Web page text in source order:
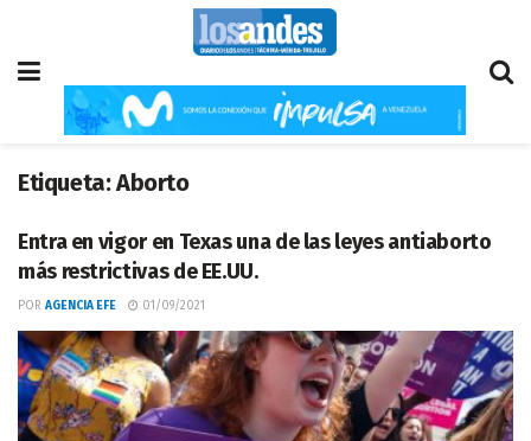
Etiqueta:Aborto
Entra en vigor en Texas una de las leyes antiaborto
más restrictivas de EE.UU.
POR AGENCIA EFE 01/09/2021